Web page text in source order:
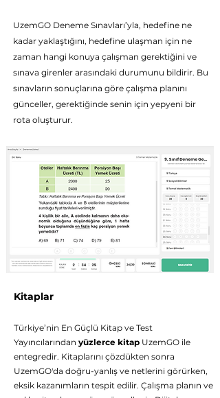
UzemGO Deneme Sınavları’yla, hedefine ne
kadar yaklaştığını, hedefine ulaşman için ne
zaman hangi konuya çalışman gerektiğini ve
sınava girenler arasındaki durumunu bildirir. Bu
sınavların sonuçlarına göre çalışma planını
günceller, gerektiğinde senin için yepyeni bir
rota oluşturur.
Kitaplar
Türkiye’nin En Güçlü Kitap ve Test
Yayıncılarından yüzlerce kitap UzemGO ile
entegredir. Kitaplarını çözdükten sonra
UzemGO'da doğru-yanlış ve netlerini görürken,
eksik kazanımların tespit edilir. Çalışma planın ve